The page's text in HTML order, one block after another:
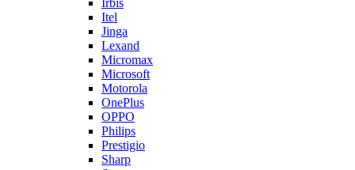
Irbis
Itel
Jinga
Lexand
Micromax
Microsoft
Motorola
OnePlus
OPPO
Philips
Prestigio
Sharp